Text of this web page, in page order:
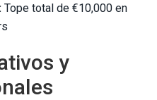
Tope total de €10,000 en
y